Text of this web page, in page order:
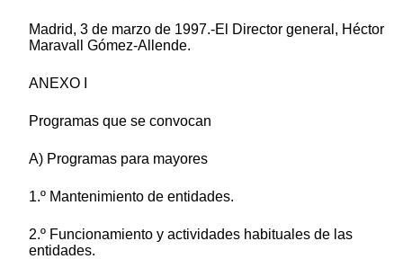
Madrid, 3 de marzo de 1997.-El Director general, Héctor
Maravall Gómez-Allende.
ANEXO I
Programas que se convocan
A) Programas para mayores
1.º Mantenimiento de entidades.
2.º Funcionamiento y actividades habituales de las
entidades.